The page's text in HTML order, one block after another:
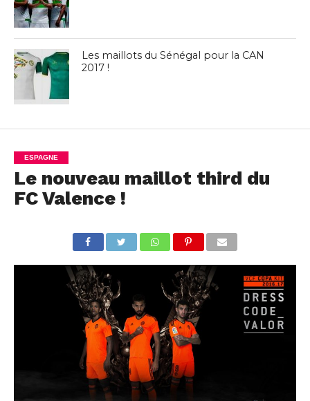
Les maillots du Sénégal pour la CAN
2017 !
ESPAGNE
Le nouveau maillot third du
FC Valence !